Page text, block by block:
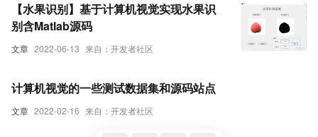
文章 2022-06-13 来自：开发者社区
【水果识别】基于计算机视觉实现水果识
别含Matlab源码
文章 2022-02-16 来自：开发者社区
计算机视觉的一些测试数据集和源码站点